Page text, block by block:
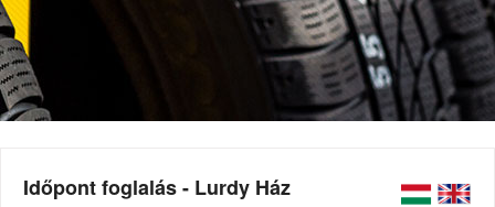
Időpont foglalás - Lurdy Ház